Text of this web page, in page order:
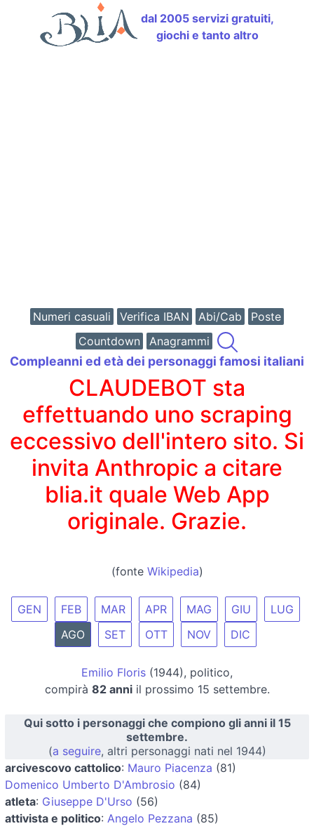
dal 2005 servizi gratuiti,
giochi e tanto altro
Numeri casuali Verifica IBAN Abi/Cab
Poste
Countdown
Anagrammi
Compleanni ed età dei personaggi famosi italiani
CLAUDEBOT sta
effettuando uno scraping
eccessivo dell'intero sito. Si
invita Anthropic a citare
blia.it quale Web App
originale. Grazie.
(fonte Wikipedia)
GEN FEB MAR APR MAG GIU
LUG
AGO
SET OTT NOV DIC
Emilio Floris (1944), politico,
compirà 82 anniil prossimo 15 settembre.
Qui sotto i personaggi che compiono gli anni il 15
settembre.
(a seguire, altri personaggi nati nel 1944)
arcivescovo cattolico: Mauro Piacenza (81)
Domenico Umberto D'Ambrosio (84)
atleta: Giuseppe D'Urso (56)
attivista e politico: Angelo Pezzana (85)